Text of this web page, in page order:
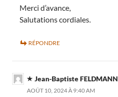
Merci d’avance,
Salutations cordiales.
RÉPONDRE
Jean-Baptiste FELDMANN
AOÛT 10, 2024 À 9:40 AM